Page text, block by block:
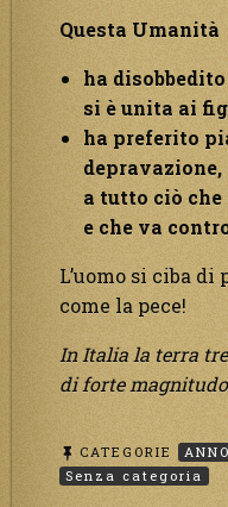
Questa Umanità
ha
si è unita ai
ha preferito
a tutto ciò che
e che va
L’uomo si ciba di
come la pece!
In Italia la terra
di forte
CATEGORIE
Senza categoria